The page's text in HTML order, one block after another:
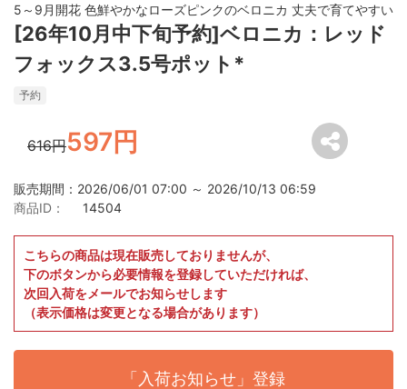
5～9月開花 色鮮やかなローズピンクのベロニカ 丈夫で育てやすい
[26年10月中下旬予約]ベロニカ：レッド
フォックス3.5号ポット*
予約
616円597円
販売期間：2026/06/01 07:00 ～ 2026/10/13 06:59
商品ID：
14504
こちらの商品は現在販売しておりませんが、
下のボタンから必要情報を登録していただければ、
次回入荷をメールでお知らせします
（表示価格は変更となる場合があります）
「入荷お知らせ」登録